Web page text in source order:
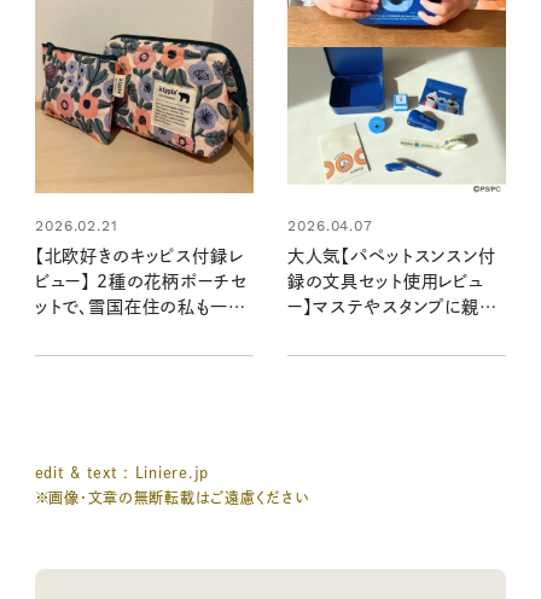
2026.02.21
【北欧好きのキッピス付録レ
ビュー】 2種の花柄ポーチセ
ットで、雪国在住の私も一足
わず活躍中です！
2026.04.07
大人気【パペットスンスン付
録の文具セット使用レビュ
ー】マステやスタンプに親子
使ってかわいい！
edit & text : Liniere.jp
※画像・文章の無断転載はご遠慮ください